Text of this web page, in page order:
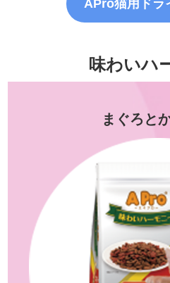
APro猫用ドラ
味わいハ
まぐろと